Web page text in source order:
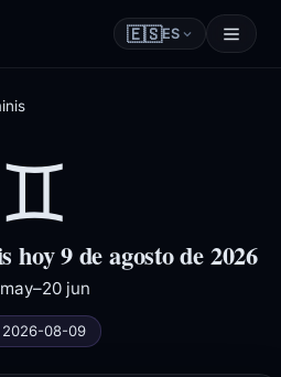
🇪🇸ES
♊
hoy 9 de agosto de 2026
jun
2026-08-09